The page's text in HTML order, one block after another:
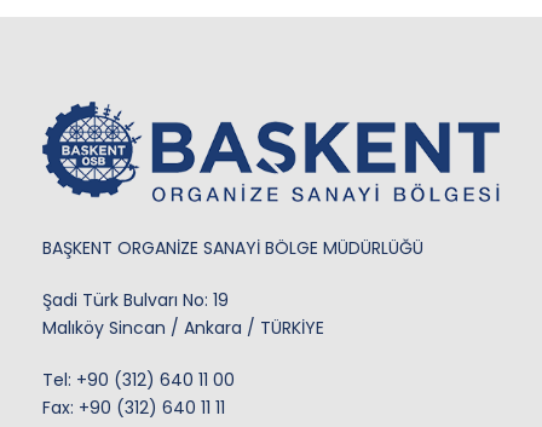
BAŞKENT ORGANİZE SANAYİ BÖLGE MÜDÜRLÜĞÜ
Şadi Türk Bulvarı No: 19
Malıköy Sincan / Ankara / TÜRKİYE
Tel: +90 (312) 640 11 00
Fax: +90 (312) 640 11 11